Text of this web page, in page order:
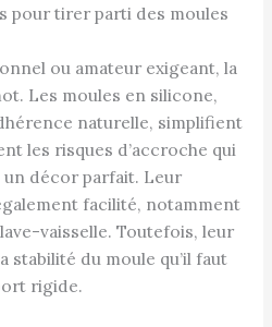
pour tirer parti des moules
ou amateur exigeant, la
Les moules en silicone,
naturelle, simplifient
les risques d’accroche qui
décor parfait. Leur
facilité, notamment
vaisselle. Toutefois, leur
stabilité du moule qu’il faut
rigide.